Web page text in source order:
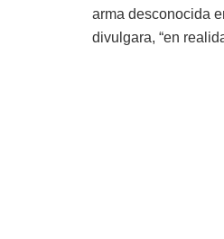
arma desconocida
divulgara, “en